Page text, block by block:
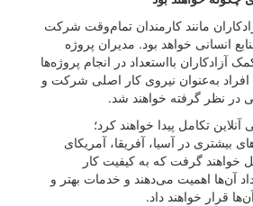
مانند کارمندان تمام‌وقت شرکت
انسانی خواهد بود. مدیران پروژه
آزادکاران بااستعداد در انجام پروژه‌ها
افراد به‌عنوان نیروی کار اصلی شرکت و
در نظر گرفته خواهند شد.
آنلاین تکامل پیدا خواهند کرد؛
بیشتری در آسیا، آفریقا، آمریکای
خواهند گرفت که به کیفیت کار
آن‌ها اهمیت می‌دهند و خدمات بهتر و
قرار خواهند داد.